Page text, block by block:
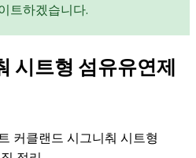
트하겠습니다.
시트형 섬유유연제